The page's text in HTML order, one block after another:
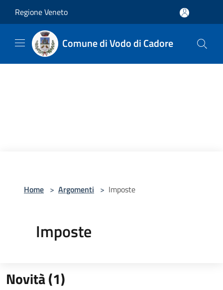
Regione Veneto
Comune di Vodo di Cadore
Home > Argomenti > Imposte
Imposte
Novità (1)